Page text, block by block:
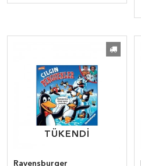
TÜKENDİ
TÜKENDİ
Ravensburger